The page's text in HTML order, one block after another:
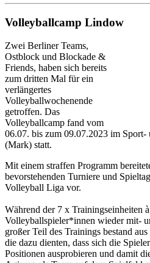
Volleyballcamp Lindow
Zwei Berliner Teams,
Ostblock und Blockade &
Friends, haben sich bereits
zum dritten Mal für ein
verlängertes
Volleyballwochenende
getroffen. Das
Volleyballcamp fand vom
06.07. bis zum 09.07.2023 im
(Mark) statt.
Mit einem straffen Programm
bevorstehenden Turniere und
Volleyball Liga vor.
Während der 7 x Trainingseinheiten
Volleyballspieler*innen wieder mit-
großer Teil des Trainings bestand
die dazu dienten, dass sich die
Positionen ausprobieren und damit